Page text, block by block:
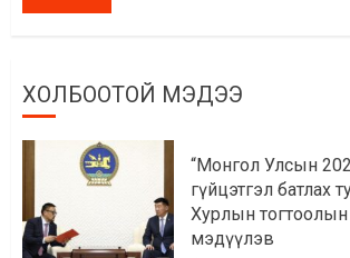
ХОЛБООТОЙ МЭДЭЭ
“Монгол Улсын
гүйцэтгэл батлах
Хурлын тогтоолын
мэдүүлэв